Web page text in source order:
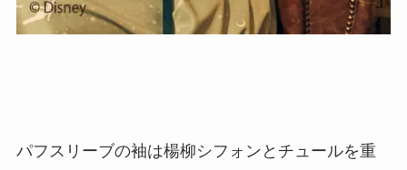
パフスリーブの袖は楊柳シフォンとチュールを重